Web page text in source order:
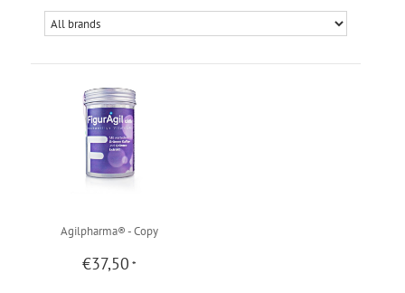
Agilpharma® - Copy
€37,50 *